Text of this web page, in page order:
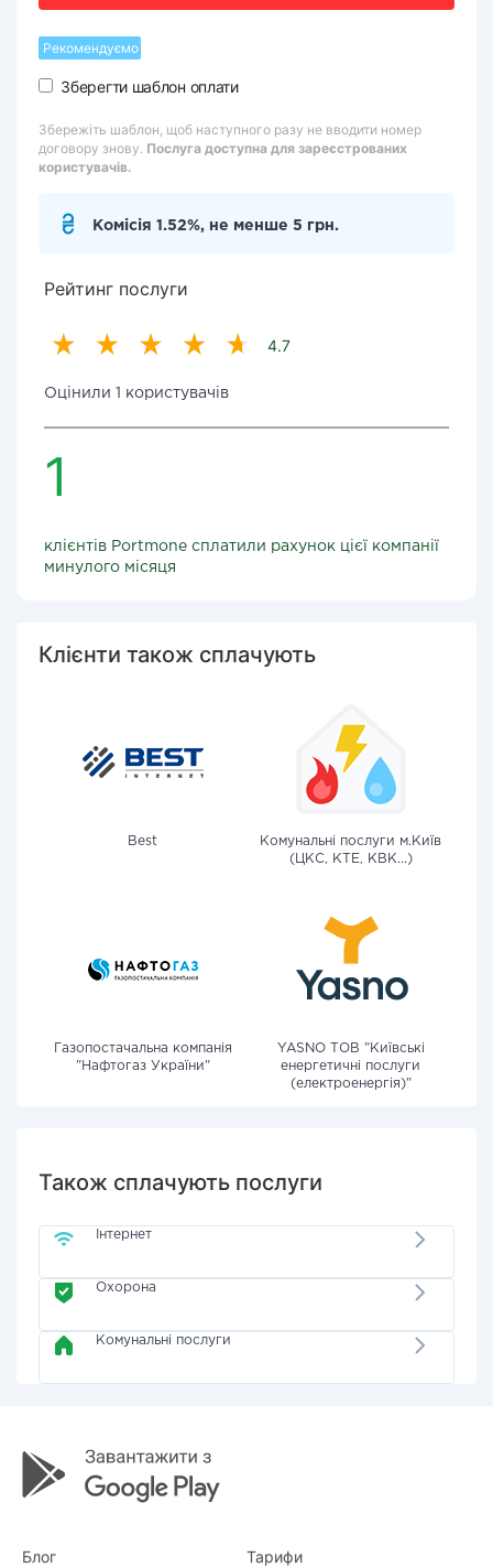
Рекомендуємо
Зберегти шаблон оплати
Збережіть шаблон, щоб наступного разу не вводити номер
договору знову. Послуга доступна для зареєстрованих
користувачів.
Комісія 1.52%, не менше 5 грн.
Рейтинг послуги
4.7
Оцінили 1 користувачів
1
клієнтів Portmone сплатили рахунок цієї компанії
минулого місяця
Клієнти також сплачують
Best
Комунальні послуги м.Київ
(ЦКС, КТЕ, КВК...)
Газопостачальна компанія
"Нафтогаз України"
YASNO ТОВ "Київські
енергетичні послуги
(електроенергія)"
Також сплачують послуги
Інтернет
Охорона
Комунальні послуги
Блог Тарифи